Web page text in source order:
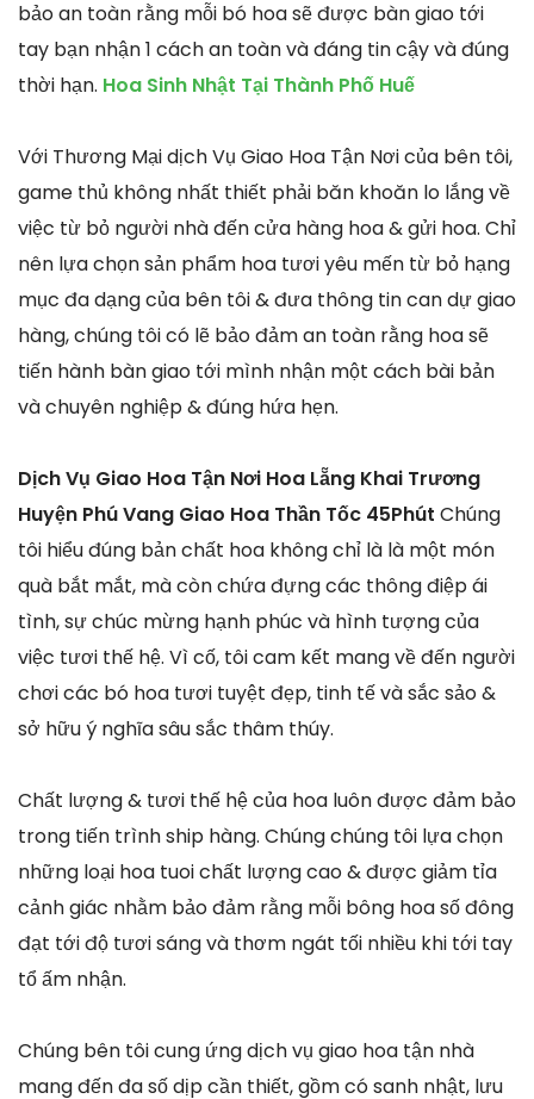
bảo an toàn rằng mỗi bó hoa sẽ được bàn giao tới
tay bạn nhận 1 cách an toàn và đáng tin cậy và đúng
thời hạn. Hoa Sinh Nhật Tại Thành Phố Huế
Với Thương Mại dịch Vụ Giao Hoa Tận Nơi của bên tôi,
game thủ không nhất thiết phải băn khoăn lo lắng về
việc từ bỏ người nhà đến cửa hàng hoa & gửi hoa. Chỉ
nên lựa chọn sản phẩm hoa tươi yêu mến từ bỏ hạng
mục đa dạng của bên tôi & đưa thông tin can dự giao
hàng, chúng tôi có lẽ bảo đảm an toàn rằng hoa sẽ
tiến hành bàn giao tới mình nhận một cách bài bản
và chuyên nghiệp & đúng hứa hẹn.
Dịch Vụ Giao Hoa Tận Nơi Hoa Lẵng Khai Trương
Huyện Phú Vang Giao Hoa Thần Tốc 45Phút Chúng
tôi hiểu đúng bản chất hoa không chỉ là là một món
quà bắt mắt, mà còn chứa đựng các thông điệp ái
tình, sự chúc mừng hạnh phúc và hình tượng của
việc tươi thế hệ. Vì cố, tôi cam kết mang về đến người
chơi các bó hoa tươi tuyệt đẹp, tinh tế và sắc sảo &
sở hữu ý nghĩa sâu sắc thâm thúy.
Chất lượng & tươi thế hệ của hoa luôn được đảm bảo
trong tiến trình ship hàng. Chúng chúng tôi lựa chọn
những loại hoa tuoi chất lượng cao & được giảm tỉa
cảnh giác nhằm bảo đảm rằng mỗi bông hoa số đông
đạt tới độ tươi sáng và thơm ngát tối nhiều khi tới tay
tổ ấm nhận.
Chúng bên tôi cung ứng dịch vụ giao hoa tận nhà
mang đến đa số dịp cần thiết, gồm có sanh nhật, lưu